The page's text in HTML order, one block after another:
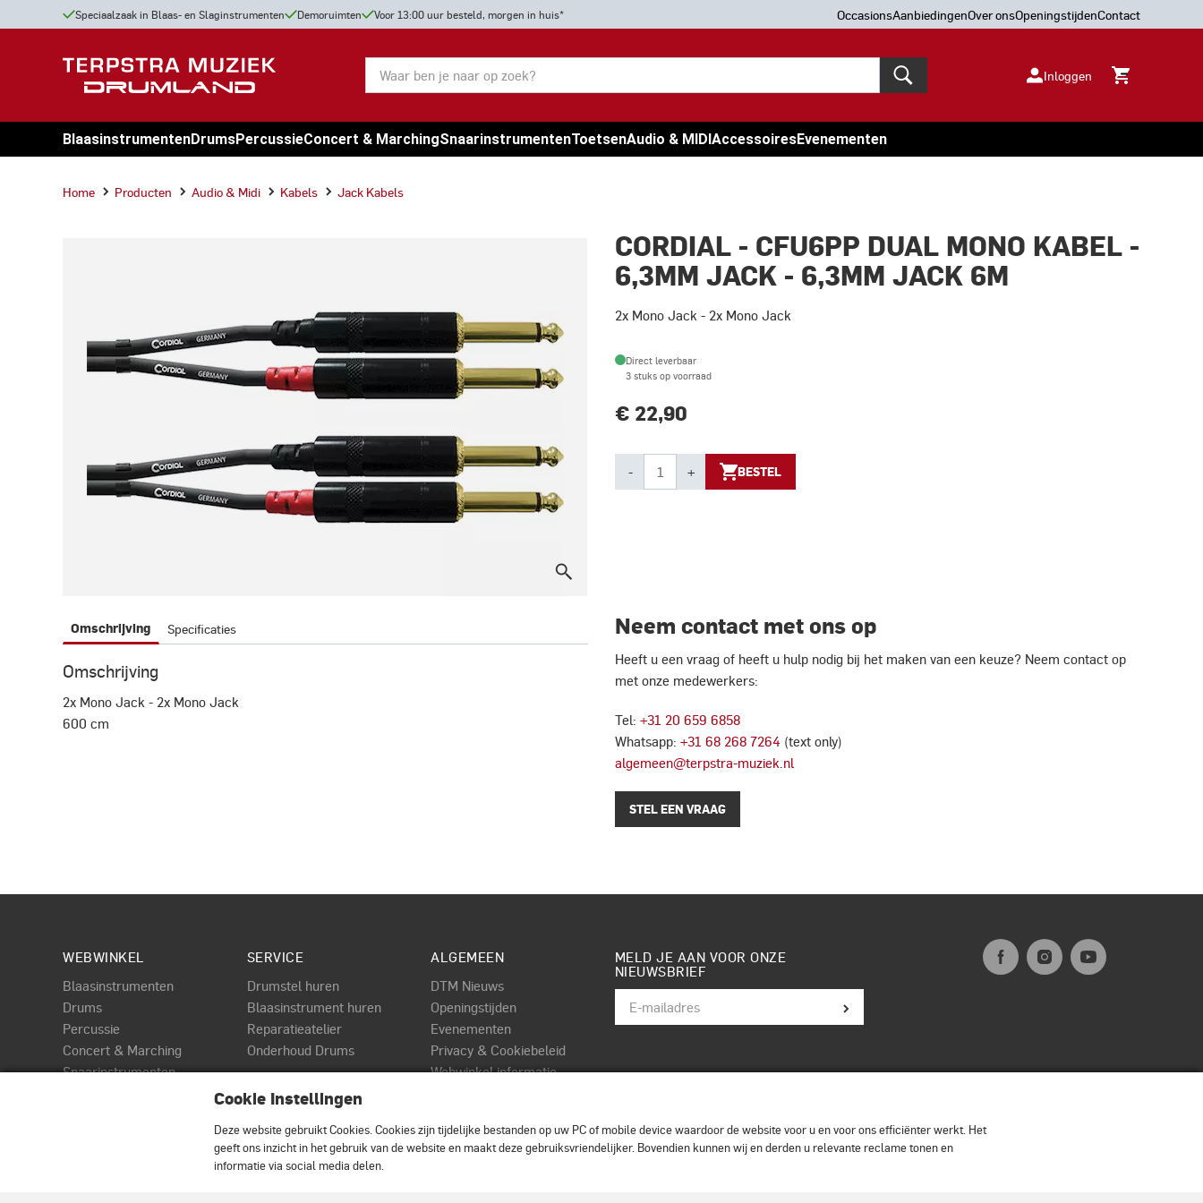
Cookie Instellingen
Deze website gebruikt Cookies. Cookies zijn tijdelijke bestanden op uw PC of mobile device waardoor de website voor u en voor ons efficiënter werkt. Het
geeft ons inzicht in het gebruik van de website en maakt deze gebruiksvriendelijker. Bovendien kunnen wij en derden u relevante reclame tonen en
informatie via social media delen.
Speciaalzaak in Blaas- en Slaginstrumenten Demoruimten Voor 13:00 uur besteld, morgen in huis* OccasionsAanbiedingenOver onsOpeningstijdenContact
Inloggen
BlaasinstrumentenDrumsPercussieConcert & MarchingSnaarinstrumentenToetsenAudio & MIDIAccessoiresEvenementen
Home Producten Audio & Midi Kabels Jack Kabels
CORDIAL - CFU6PP DUAL MONO KABEL -
6,3MM JACK - 6,3MM JACK 6M
2x Mono Jack - 2x Mono Jack
Direct leverbaar
3 stuks op voorraad
€ 22,90
- + BESTEL
Omschrijving Specificaties
Omschrijving
2x Mono Jack - 2x Mono Jack
600 cm
Neem contact met ons op
Heeft u een vraag of heeft u hulp nodig bij het maken van een keuze? Neem contact op
met onze medewerkers:
Tel: +31 20 659 6858
Whatsapp: +31 68 268 7264 (text only)
algemeen@terpstra-muziek.nl
STEL EEN VRAAG
WEBWINKEL
Blaasinstrumenten
Drums
Percussie
Concert & Marching
Snaarinstrumenten
SERVICE
Drumstel huren
Blaasinstrument huren
Reparatieatelier
Onderhoud Drums
DWe
Roland Elektrische drums
ALGEMEEN
DTM Nieuws
Openingstijden
Evenementen
Privacy & Cookiebeleid
Webwinkel informatie
MELD JE AAN VOOR ONZE
NIEUWSBRIEF